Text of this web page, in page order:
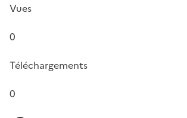
Vues
0
Téléchargements
0